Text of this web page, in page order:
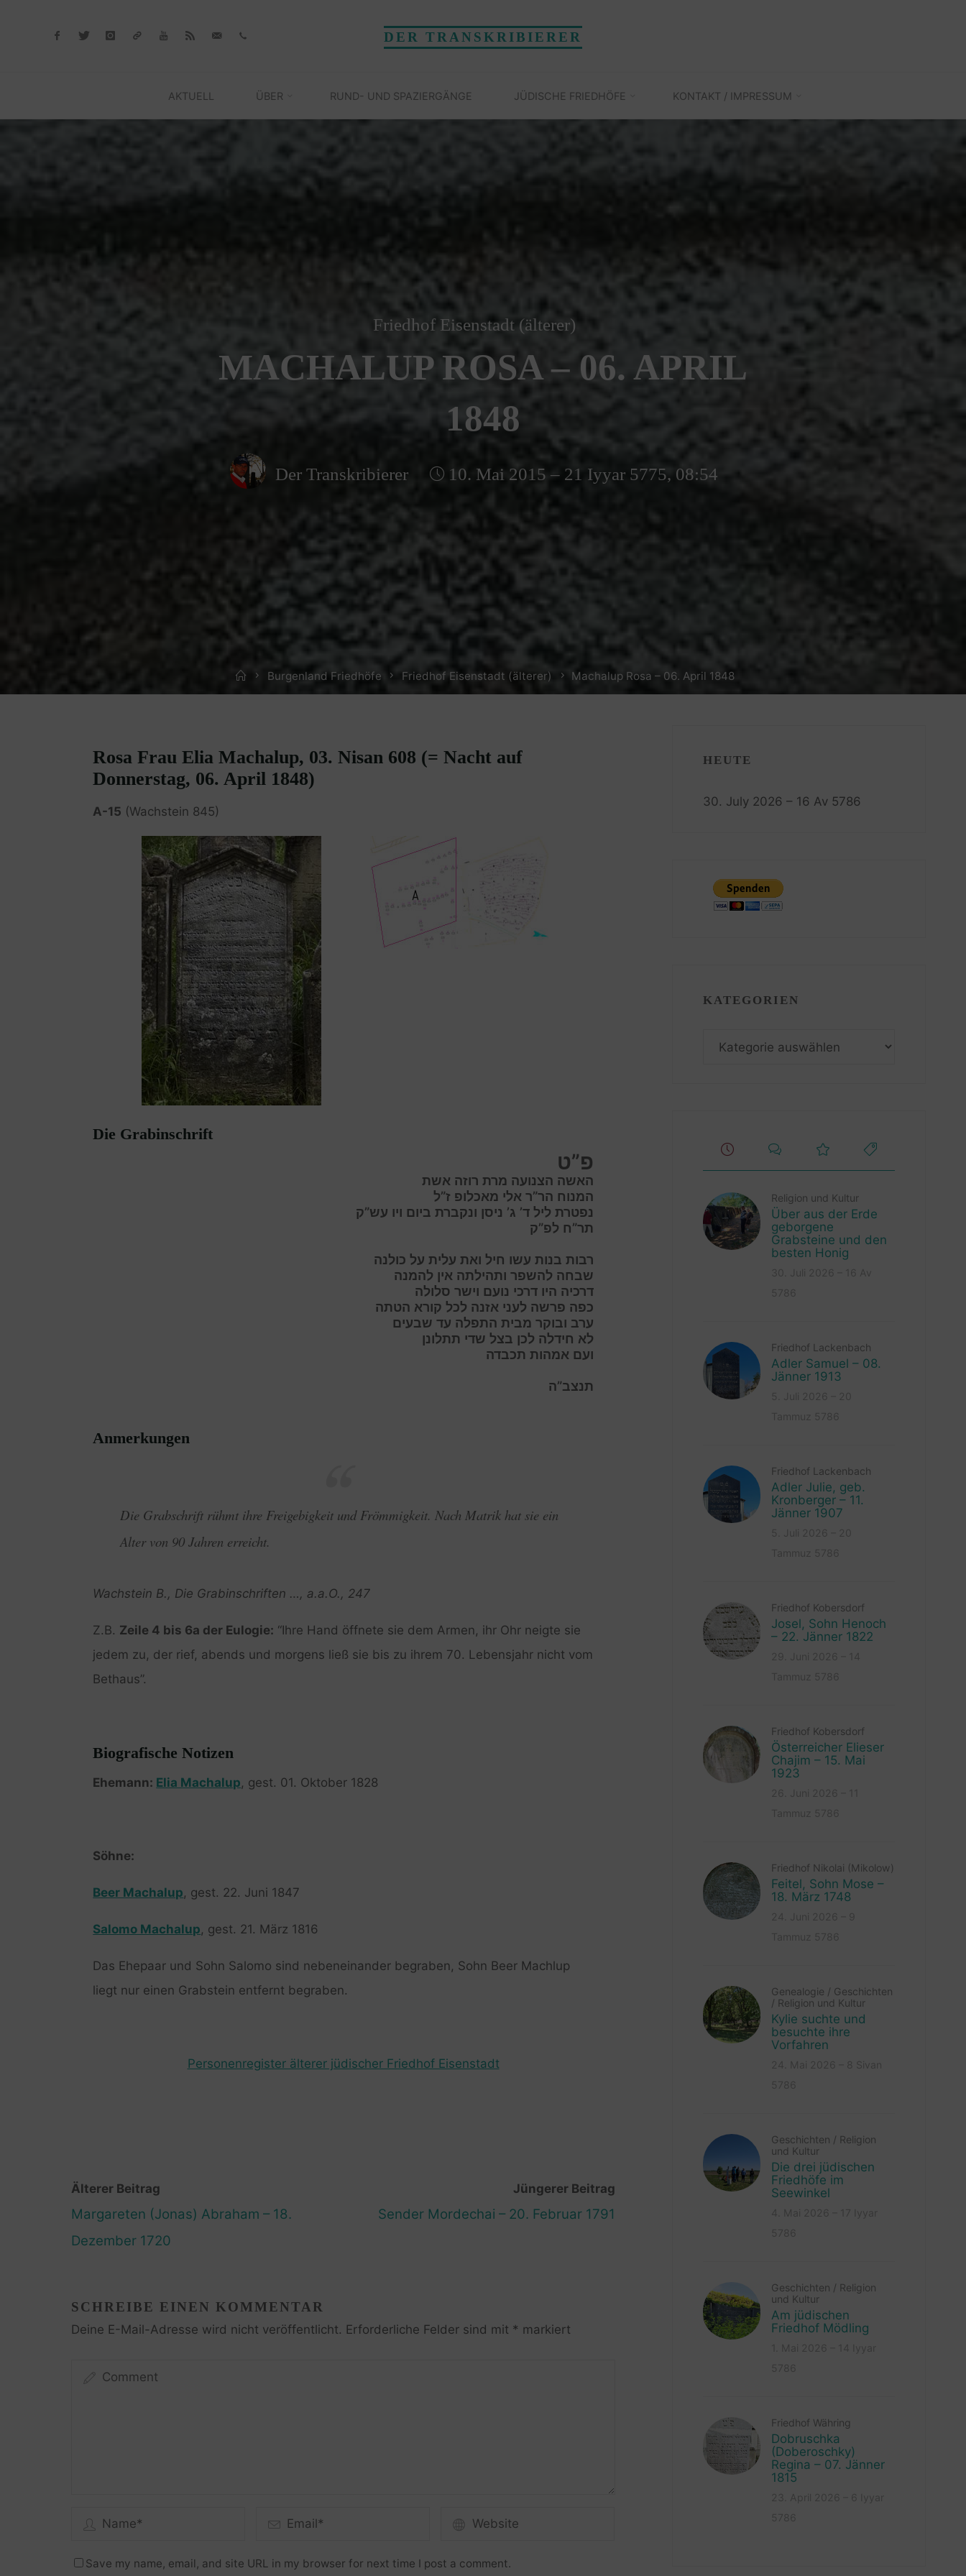
DER TRANSKRIBIERER
AKTUELL ÜBER RUND- UND SPAZIERGÄNGE JÜDISCHE FRIEDHÖFE KONTAKT / IMPRESSUM
Friedhof Eisenstadt (älterer)
MACHALUP ROSA – 06. APRIL
1848
Der Transkribierer 10. Mai 2015 – 21 Iyyar 5775, 08:54
HomeBurgenland Friedhöfe Friedhof Eisenstadt (älterer) Machalup Rosa – 06. April 1848
Rosa Frau Elia Machalup, 03. Nisan 608 (= Nacht auf
Donnerstag, 06. April 1848)
A-15 (Wachstein 845)
Die Grabinschrift
פ”ט
האשה הצנועה מרת רוזה אשת
המנוח הר”ר אלי מאכלופ ז”ל
נפטרת ליל ד’ ג’ ניסן ונקברת ביום ויו עש”ק
תר”ח לפ”ק
רבות בנות עשו חיל ואת עלית על כולנה
שבחה להשפר ותהילתה אין להמנה
דרכיה היו דרכי נועם וישר סלולה
כפה פרשה לעני אזנה לכל קורא הטתה
ערב ובוקר מבית התפלה עד שבעים
לא חידלה לכן בצל שדי תתלונן
ועם אמהות תכבדה
תנצב”ה
Anmerkungen
Die Grabschrift rühmt ihre Freigebigkeit und Frömmigkeit. Nach Matrik hat sie ein
Alter von 90 Jahren erreicht.
Wachstein B., Die Grabinschriften …, a.a.O., 247
Z.B. Zeile 4 bis 6a der Eulogie: “Ihre Hand öffnete sie dem Armen, ihr Ohr neigte sie
jedem zu, der rief, abends und morgens ließ sie bis zu ihrem 70. Lebensjahr nicht vom
Bethaus”.
Biografische Notizen
Ehemann: Elia Machalup, gest. 01. Oktober 1828
Söhne:
Beer Machalup, gest. 22. Juni 1847
Salomo Machalup, gest. 21. März 1816
Das Ehepaar und Sohn Salomo sind nebeneinander begraben, Sohn Beer Machlup
liegt nur einen Grabstein entfernt begraben.
Personenregister älterer jüdischer Friedhof Eisenstadt
Älterer Beitrag
Margareten (Jonas) Abraham – 18.
Dezember 1720
Jüngerer Beitrag
Sender Mordechai – 20. Februar 1791
SCHREIBE EINEN KOMMENTAR
Deine E-Mail-Adresse wird nicht veröffentlicht. Erforderliche Felder sind mit * markiert
Save my name, email, and site URL in my browser for next time I post a comment.
HEUTE
30. July 2026 – 16 Av 5786
KATEGORIEN
Religion und Kultur
Über aus der Erde
geborgene
Grabsteine und den
besten Honig
Friedhof Lackenbach
Adler Samuel – 08.
Jänner 1913
Friedhof Lackenbach
Adler Julie, geb.
Kronberger – 11.
Jänner 1907
Friedhof Kobersdorf
Josel, Sohn Henoch
– 22. Jänner 1822
Friedhof Kobersdorf
Österreicher Elieser
Chajim – 15. Mai
1923
Friedhof Nikolai (Mikolow)
Feitel, Sohn Mose –
18. März 1748
Genealogie / Geschichten
/ Religion und Kultur
Kylie suchte und
besuchte ihre
Vorfahren
Geschichten / Religion
und Kultur
Die drei jüdischen
Friedhöfe im
Seewinkel
Geschichten / Religion
und Kultur
Am jüdischen
Friedhof Mödling
Friedhof Währing
Dobruschka
(Doberoschky)
Regina – 07. Jänner
1815